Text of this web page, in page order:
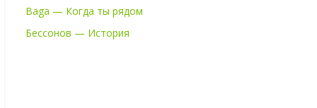
Baga — Когда ты рядом
Бессонов — История